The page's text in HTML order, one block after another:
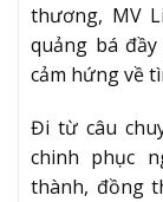
thương, MV
quảng bá
cảm hứng về
Đi từ câu
chinh phục
thành, đồng